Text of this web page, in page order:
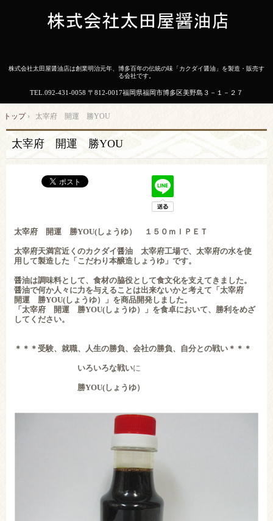
株式会社太田屋醤油店は創業明治元年、博多百年の伝統の味「カクダイ醤油」を製造・販売す
る会社です。
TEL. 092-431-0058 〒812-0017福岡県福岡市博多区美野島３－１－２７
トップ› 太宰府 開運 勝YOU
太宰府 開運 勝YOU
太宰府 開運 勝YOU(しょうゆ） １５０ｍｌＰＥＴ
太宰府天満宮近くのカクダイ醤油 太宰府工場で、太宰府の水を使
用して製造した「こだわり本醸造しょうゆ」です。
醤油は調味料として、食材の脇役として食文化を支えてきました。
醤油で何か人々に力を与えることは出来ないかと考えて「太宰府
開運 勝YOU(しょうゆ）」を商品開発しました。
「太宰府 開運 勝YOU(しょうゆ）」を食卓において、勝利をめざ
してください。
＊＊＊受験、就職、人生の勝負、会社の勝負、自分との戦い＊＊＊
いろいろな戦いに
勝YOU(しょうゆ）